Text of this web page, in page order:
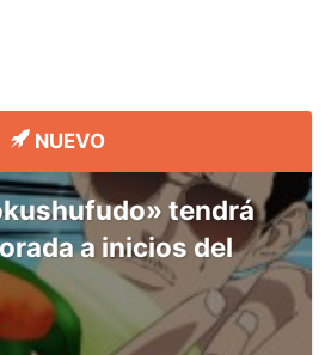
NUEVO
tendrá
a inicios del